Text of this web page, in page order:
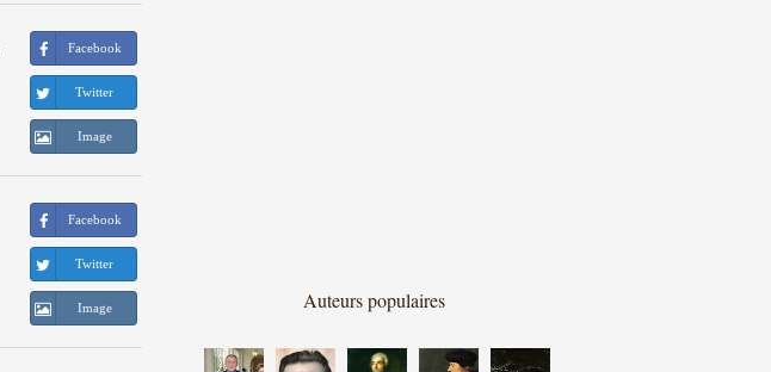
Facebook
Twitter
Image
Facebook
Twitter
Image Auteurs populaires